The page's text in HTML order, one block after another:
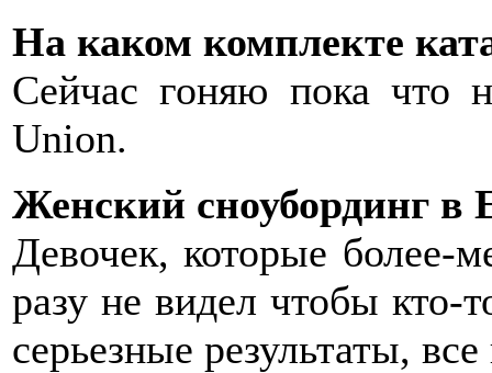
На каком комплекте
Сейчас гоняю пока что
Union.
Женский сноубординг в
Девочек, которые более-
разу не видел чтобы кто-
серьезные результаты,